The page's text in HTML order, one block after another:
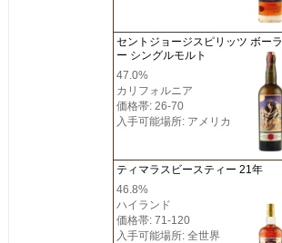
セントジョージスピリッツ ボーラ
ー シングルモルト
47.0%
カリフォルニア
価格帯: 26-70
入手可能場所: アメリカ
ティマラスビースティー 21年
46.8%
ハイランド
価格帯: 71-120
入手可能場所: 全世界